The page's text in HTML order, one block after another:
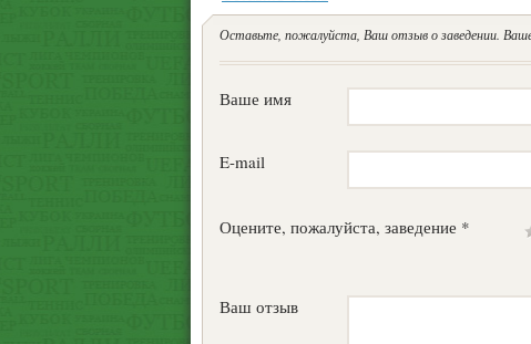
Оставьте, пожалуйста, Ваш отзыв о заведении.
Ваше имя
E-mail
Оцените, пожалуйста, заведение *
Ваш отзыв